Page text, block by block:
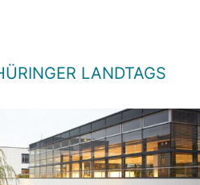
LANDTAGS